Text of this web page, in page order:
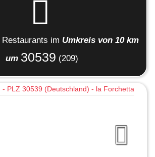
Restaurants im Umkreis von 10 km
um 30539 (209)